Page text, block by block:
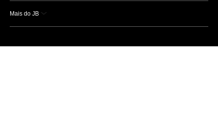
Mais do JB
Esportes